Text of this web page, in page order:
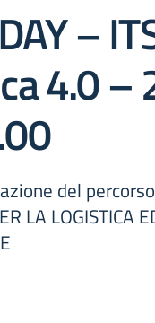
–
4.0
del
LA LOGISTICA